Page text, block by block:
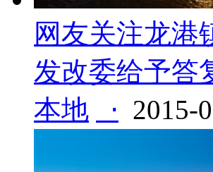
网友关注龙港
发改委给予答
本地
⋅ 2015-